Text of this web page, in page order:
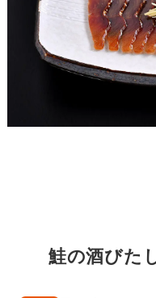
鮭の酒びた